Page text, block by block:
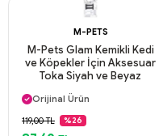
M-PETS
M-Pets Glam Kemikli Kedi
ve Köpekler İçin Aksesuar
Toka Siyah ve Beyaz
Aynı Gün Kargo
Orijinal Ürün
Güvenli Ödeme
Aynı Gün Kargo
119,00 TL %26